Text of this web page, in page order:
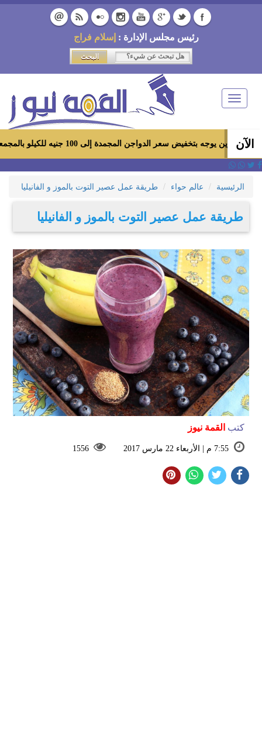
رئيس مجلس الإدارة : إسلام فراج
Toggle
navigation
الآن
بتخفيض سعر الدواجن المجمدة إلى 100 جنيه للكيلو بالمجمعات الاستهلاكية ومعارض «أهلاً رمضان»
الرئيسية عالم حواء طريقة عمل عصير التوت بالموز و الفانيليا
طريقة عمل عصير التوت بالموز و الفانيليا
كتب القمة نيوز
7:55 م | الأربعاء 22 مارس 2017 1556